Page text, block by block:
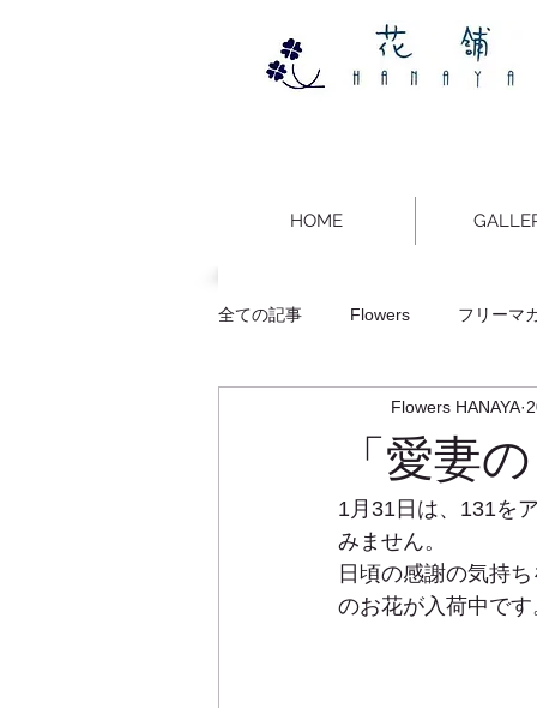
HOME
全ての記事 Flowers フリーマ
フラワーアレンジ
「愛妻
Flowers HANAYA
1月31日は、131を
みません。
日頃の感謝の気持
のお花が入荷中で